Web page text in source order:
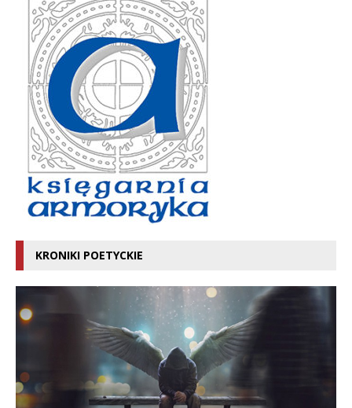
KRONIKI POETYCKIE